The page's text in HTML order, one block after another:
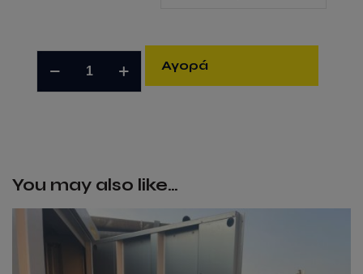
Αγορά
You may also like…